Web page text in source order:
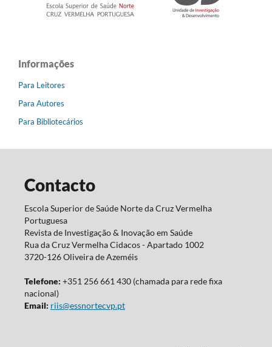
Informações
Para Leitores
Para Autores
Para Bibliotecários
Contacto
Escola Superior de Saúde Norte da Cruz Vermelha
Portuguesa
Revista de Investigação & Inovação em Saúde
Rua da Cruz Vermelha Cidacos - Apartado 1002
3720-126 Oliveira de Azeméis
Telefone: +351 256 661 430 (chamada para rede fixa
nacional)
Email: riis@essnortecvp.pt